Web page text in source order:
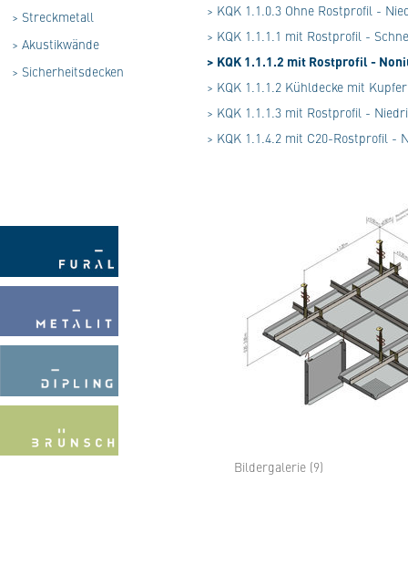
> Streckmetall
> Akustikwände
> Sicherheitsdecken
> KQK 1.1.0.3 Ohne Rostprofil -
> KQK 1.1.1.1 mit Rostprofil -
> KQK 1.1.1.2 mit Rostprofil -
> KQK 1.1.1.2 Kühldecke mit
> KQK 1.1.1.3 mit Rostprofil -
> KQK 1.1.4.2 mit C20-Rostprofil -
Bildergalerie (9)